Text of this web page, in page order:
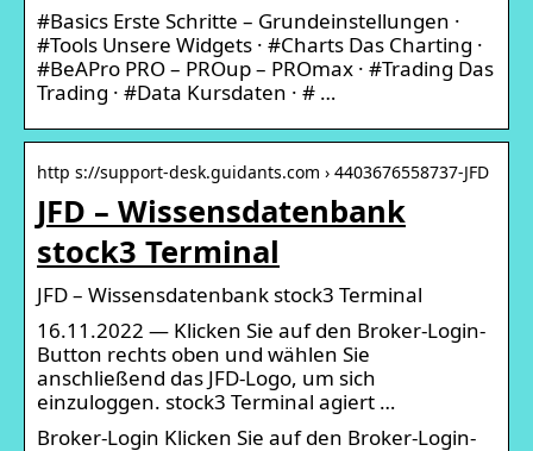
#Basics Erste Schritte – Grundeinstellungen ·
#Tools Unsere Widgets · #Charts Das Charting ·
#BeAPro PRO – PROup – PROmax · #Trading Das
Trading · #Data Kursdaten · # …
http s://support-desk.guidants.com › 4403676558737-JFD
JFD – Wissensdatenbank
stock3 Terminal
JFD – Wissensdatenbank stock3 Terminal
16.11.2022 — Klicken Sie auf den Broker-Login-
Button rechts oben und wählen Sie
anschließend das JFD-Logo, um sich
einzuloggen. stock3 Terminal agiert …
Broker-Login Klicken Sie auf den Broker-Login-